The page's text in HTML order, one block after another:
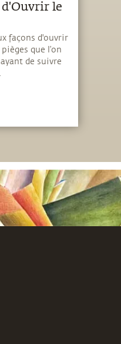
d'Ouvrir le
façons d'ouvrir
que l’on
de suivre